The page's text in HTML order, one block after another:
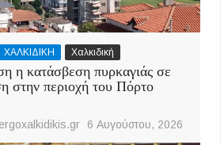
ΧΑΛΚΙΔΙΚΗ Χαλκιδική
η κατάσβεση πυρκαγιάς σε
στην περιοχή του Πόρτο
6 Αυγούστου, 2026